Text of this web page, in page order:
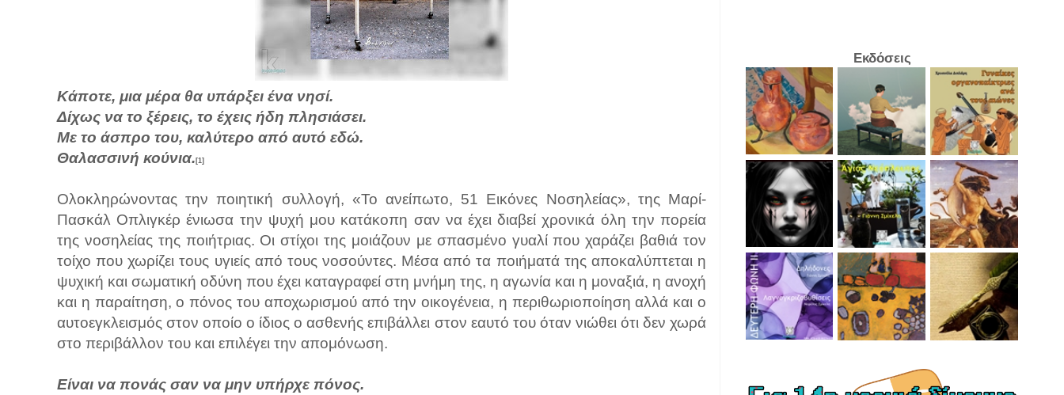
Κάποτε, μια μέρα θα υπάρξει ένα νησί.
Δίχως να το ξέρεις, το έχεις ήδη πλησιάσει.
Με το άσπρο του, καλύτερο από αυτό εδώ.
Θαλασσινή κούνια. [1]
Ολοκληρώνοντας την ποιητική συλλογή, «Το ανείπωτο, 51 Εικόνες Νοσηλείας», της Μαρί-
Πασκάλ Οπλιγκέρ ένιωσα την ψυχή μου κατάκοπη σαν να έχει διαβεί χρονικά όλη την πορεία
της νοσηλείας της ποιήτριας. Οι στίχοι της μοιάζουν με σπασμένο γυαλί που χαράζει βαθιά τον
τοίχο που χωρίζει τους υγιείς από τους νοσούντες. Μέσα από τα ποιήματά της αποκαλύπτεται η
ψυχική και σωματική οδύνη που έχει καταγραφεί στη μνήμη της, η αγωνία και η μοναξιά, η ανοχή
και η παραίτηση, ο πόνος του αποχωρισμού από την οικογένεια, η περιθωριοποίηση αλλά και ο
αυτοεγκλεισμός στον οποίο ο ίδιος ο ασθενής επιβάλλει στον εαυτό του όταν νιώθει ότι δεν χωρά
στο περιβάλλον του και επιλέγει την απομόνωση.
Είναι να πονάς σαν να μην υπήρχε πόνος.
Εκδόσεις